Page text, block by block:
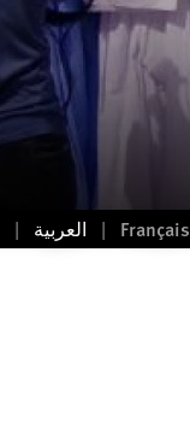
العربية Français